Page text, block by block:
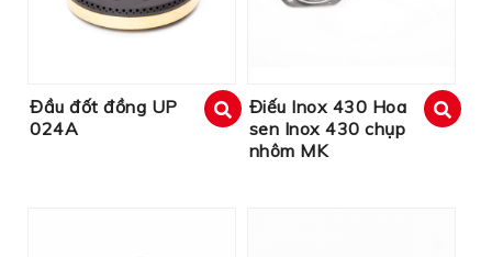
Đầu đốt đồng UP
024A
Điếu Inox 430 Hoa
sen Inox 430 chụp
nhôm MK